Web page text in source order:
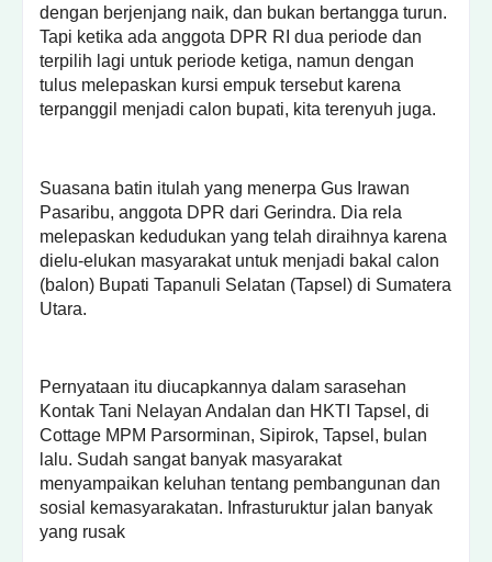
dengan berjenjang naik, dan bukan bertangga turun.
Tapi ketika ada anggota DPR RI dua periode dan
terpilih lagi untuk periode ketiga, namun dengan
tulus melepaskan kursi empuk tersebut karena
terpanggil menjadi calon bupati, kita terenyuh juga.
Suasana batin itulah yang menerpa Gus Irawan
Pasaribu, anggota DPR dari Gerindra. Dia rela
melepaskan kedudukan yang telah diraihnya karena
dielu-elukan masyarakat untuk menjadi bakal calon
(balon) Bupati Tapanuli Selatan (Tapsel) di Sumatera
Utara.
Pernyataan itu diucapkannya dalam sarasehan
Kontak Tani Nelayan Andalan dan HKTI Tapsel, di
Cottage MPM Parsorminan, Sipirok, Tapsel, bulan
lalu. Sudah sangat banyak masyarakat
menyampaikan keluhan tentang pembangunan dan
sosial kemasyarakatan. Infrasturuktur jalan banyak
yang rusak